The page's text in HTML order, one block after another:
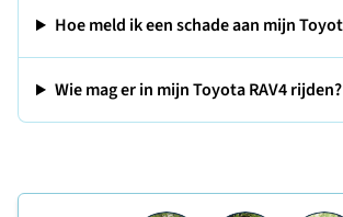
Hoe meld ik een schade aan mijn
Wie mag er in mijn Toyota RAV4 rijden?